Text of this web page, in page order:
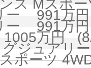
ス Mスポ
ー 991万
ー 991万
万円
グジュア
ポーツ